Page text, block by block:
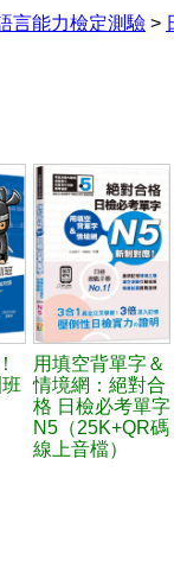
言能力檢定測驗 >
用填空背單字＆
情境網：絕對合
格 日檢必考單字
N5（25K+QR碼
線上音檔）